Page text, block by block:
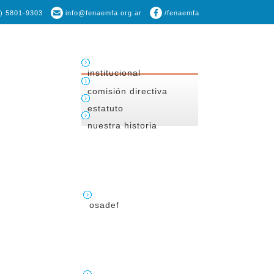
5801-9303 info@fenaemfa.org.ar /fenaemfa
institucional
comisión directiva
estatuto
nuestra historia
osadef